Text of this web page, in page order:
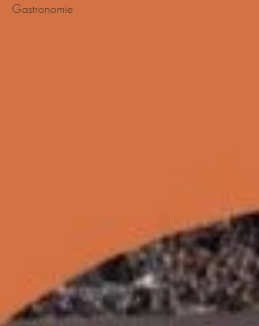
Gastronomie